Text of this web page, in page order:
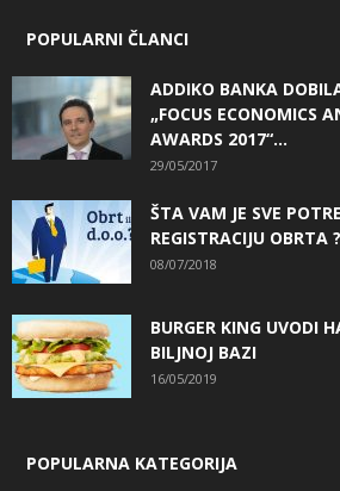
POPULARNI ČLANCI
ADDIKO BANKA
„FOCUS ECONOMICS
AWARDS 2017“...
29/05/2017
ŠTA VAM JE SVE
REGISTRACIJU OBRTA ?
08/07/2018
BURGER KING UVODI
BILJNOJ BAZI
16/05/2019
POPULARNA KATEGORIJA